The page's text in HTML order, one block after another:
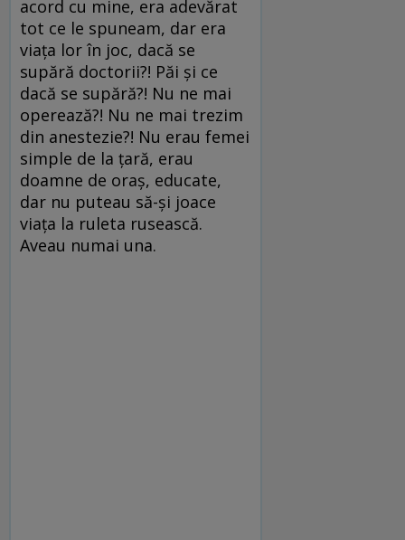
acord cu mine, era adevărat
tot ce le spuneam, dar era
viața lor în joc, dacă se
supără doctorii?! Păi și ce
dacă se supără?! Nu ne mai
operează?! Nu ne mai trezim
din anestezie?! Nu erau femei
simple de la țară, erau
doamne de oraș, educate,
dar nu puteau să-și joace
viața la ruleta rusească.
Aveau numai una.